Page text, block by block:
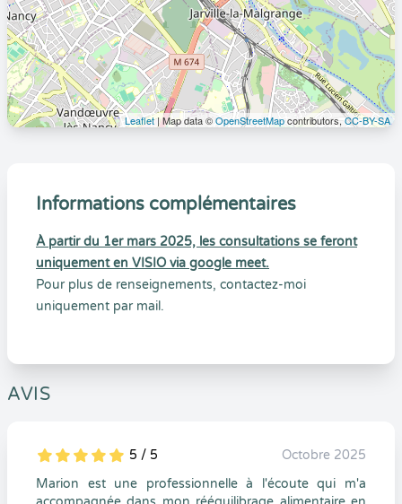
Leaflet| Map data ©OpenStreetMapcontributors,CC-BY-SA
Informations complémentaires
À partir du 1er mars 2025, les consultations se feront
uniquement en VISIO via google meet.
Pour plus de renseignements, contactez-moi
uniquement par mail.
AVIS
5
1
5
0 5 / 5
Octobre 2025
Marion est une professionnelle à l'écoute qui m'a